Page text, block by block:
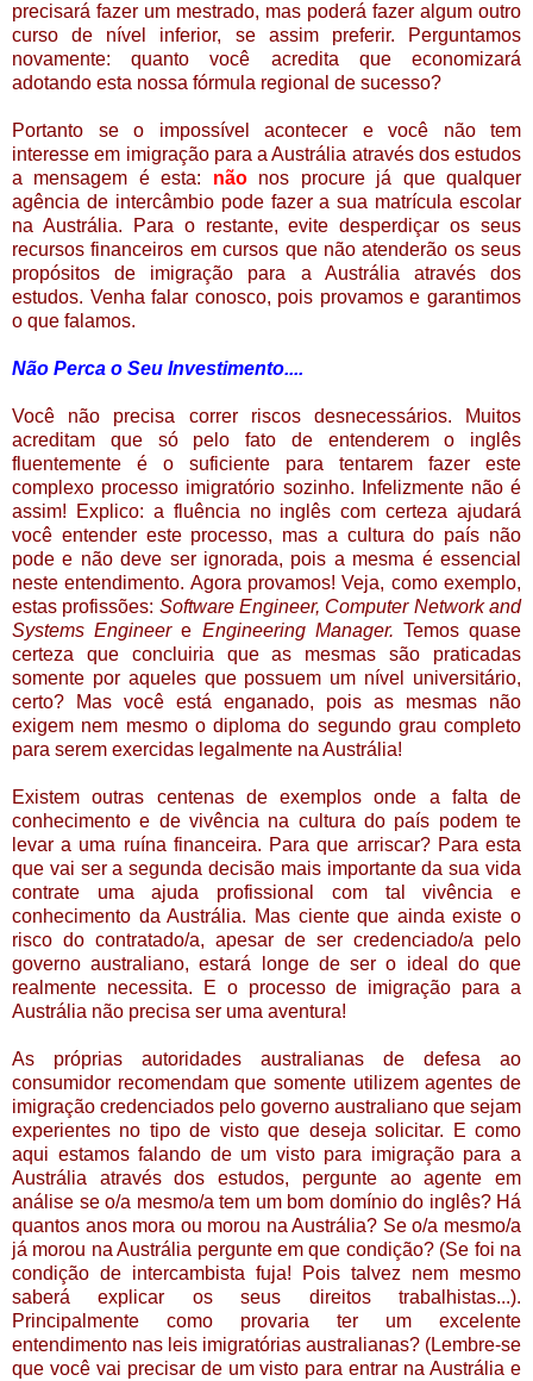
precisará fazer um mestrado, mas poderá fazer algum outro
curso de nível inferior, se assim preferir. Perguntamos
novamente: quanto você acredita que economizará
adotando esta nossa fórmula regional de sucesso?
Portanto se o impossível acontecer e você não tem
interesse em imigração para a Austrália através dos estudos
a mensagem é esta: nãonos procure já que qualquer
agência de intercâmbio pode fazer a sua matrícula escolar
na Austrália. Para o restante, evite desperdiçar os seus
recursos financeiros em cursos que não atenderão os seus
propósitos de imigração para a Austrália através dos
estudos. Venha falar conosco, pois provamos e garantimos
o que falamos.
Não Perca o Seu Investimento....
Você não precisa correr riscos desnecessários. Muitos
acreditam que só pelo fato de entenderem o inglês
fluentemente é o suficiente para tentarem fazer este
complexo processo imigratório sozinho. Infelizmente não é
assim! Explico: a fluência no inglês com certeza ajudará
você entender este processo, mas a cultura do país não
pode e não deve ser ignorada, pois a mesma é essencial
neste entendimento. Agora provamos! Veja, como exemplo,
estas profissões: Software Engineer, Computer Network and
Systems Engineere Engineering Manager. Temos quase
certeza que concluiria que as mesmas são praticadas
somente por aqueles que possuem um nível universitário,
certo? Mas você está enganado, pois as mesmas não
exigem nem mesmo o diploma do segundo grau completo
para serem exercidas legalmente na Austrália!
Existem outras centenas de exemplos onde a falta de
conhecimento e de vivência na cultura do país podem te
levar a uma ruína financeira. Para que arriscar? Para esta
que vai ser a segunda decisão mais importante da sua vida
contrate uma ajuda profissional com tal vivência e
conhecimento da Austrália. Mas ciente que ainda existe o
risco do contratado/a, apesar de ser credenciado/a pelo
governo australiano, estará longe de ser o ideal do que
realmente necessita. E o processo de imigração para a
Austrália não precisa ser uma aventura!
As próprias autoridades australianas de defesa ao
consumidor recomendam que somente utilizem agentes de
imigração credenciados pelo governo australiano que sejam
experientes no tipo de visto que deseja solicitar. E como
aqui estamos falando de um visto para imigração para a
Austrália através dos estudos, pergunte ao agente em
análise se o/a mesmo/a tem um bom domínio do inglês? Há
quantos anos mora ou morou naAustrália? Se o/a mesmo/a
já morou na Austrália pergunte em que condição? (Se foi na
condição de intercambista fuja! Pois talvez nem mesmo
saberá explicar os seus direitos trabalhistas...).
Principalmente como provaria ter um excelente
entendimento nas leis imigratórias australianas? (Lembre-se
que você vai precisar de um visto para entrar naAustrália e